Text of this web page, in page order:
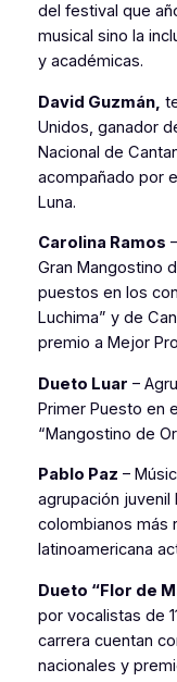
del festival que
musical sino la
y académicas.
David Guzmán,
Unidos, ganador
Nacional de
acompañado por
Luna.
Carolina Ramos
Gran Mangostino
puestos en los
Luchima” y de
premio a Mejor
Dueto Luar –
Primer Puesto en
“Mangostino de
Pablo Paz –
agrupación juvenil
colombianos más
latinoamericana
Dueto “Flor de
por vocalistas de
carrera cuentan
nacionales y